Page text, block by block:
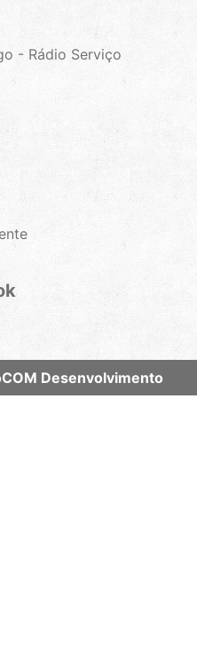
- Rádio Serviço
Desenvolvimento